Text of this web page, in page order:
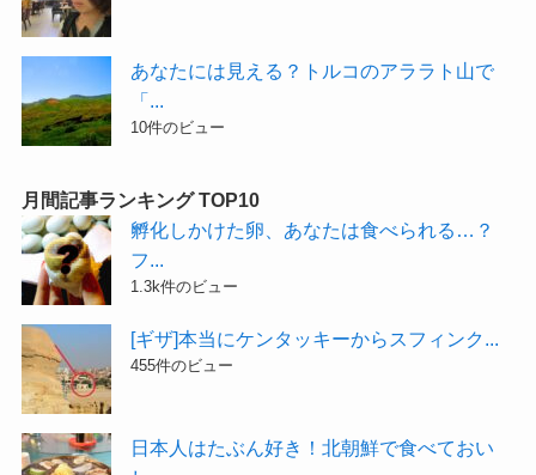
あなたには見える？トルコのアララト山で
「...
10件のビュー
月間記事ランキング TOP10
孵化しかけた卵、あなたは食べられる…？
フ...
1.3k件のビュー
[ギザ]本当にケンタッキーからスフィンク...
455件のビュー
日本人はたぶん好き！北朝鮮で食べておい